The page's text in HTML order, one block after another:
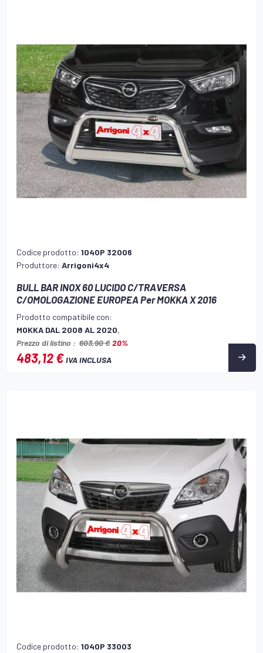
Codice prodotto: 104OP 32006
Produttore: Arrigoni4x4
BULL BAR INOX 60 LUCIDO C/TRAVERSA
C/OMOLOGAZIONE EUROPEA Per MOKKA X 2016
Prodotto compatibile con:
MOKKA DAL 2008 AL 2020,
Prezzo di listino : 603,90 €20%
483,12 €IVA INCLUSA
Codice prodotto: 104OP 33003